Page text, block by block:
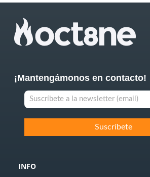
¡Mantengámonos en contacto!
INFO